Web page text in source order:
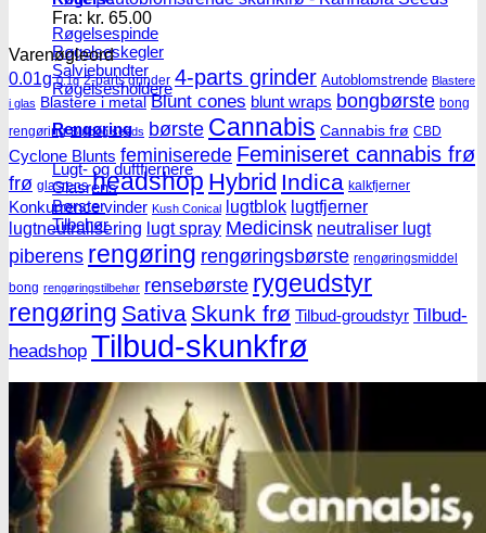
Røgelsespinde
Røgelseskegler
Salviebundter
Røgelsesholdere
Rengøring
Lugt- og duftfjernere
Glasrens
Børster
Tilbehør
Fra: kr. 65.00
Varenøgleord
0.01g 0.1g 2-parts grinder 4-parts grinder Autoblomstrende Blastere
i glas Blastere i metal Blunt cones blunt wraps bongbørste bong
rengøring Bulldog seeds børste Cannabis Cannabis frø CBD
Cyclone Blunts feminiserede Feminiseret cannabis frø
frø glasrens headshop Hybrid Indica kalkfjerner
Konkurrence vinder Kush Conical lugtblok lugtfjerner
lugtneutralisering lugt spray Medicinsk neutraliser lugt
piberens rengøring rengøringsbørste rengøringsmiddel
bong rengøringstilbehør rensebørste rygeudstyr
rengøring Sativa Skunk frø Tilbud-groudstyr Tilbud-
headshop Tilbud-skunkfrø